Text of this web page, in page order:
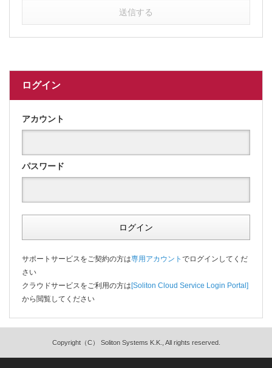
送信する
ログイン
アカウント
パスワード
ログイン
サポートサービスをご契約の方は専用アカウント でログインしてくだ
さい
クラウドサービスをご利用の方は[Soliton Cloud Service Login Portal]
から閲覧してください
Copyright（C） Soliton Systems K.K., All rights reserved.